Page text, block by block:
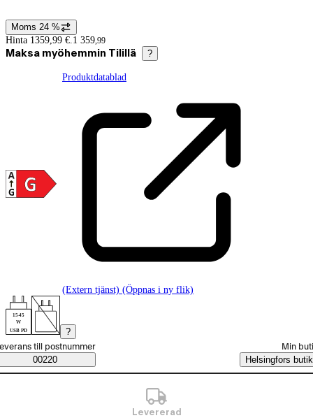
Prisinformation
Moms 24 %
Hinta 1359,99 €. 1 359,99
Maksa myöhemmin Tilillä ?
Produktdatablad
(Extern tjänst) (Öppnas i ny flik)
15-45
W
USB PD
?
Saatavuustiedot
beställningssätt
till postnummer
00220
Min
Helsingfors butik
Levererad